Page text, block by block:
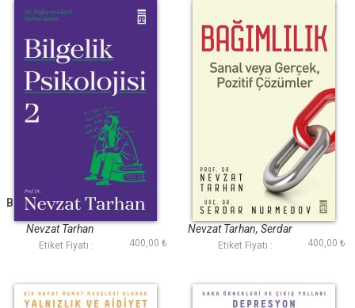
Bilgelik Psikolojisi-2
İyi Doğru ve Güzeli
Bulma Sanatı
Nevzat Tarhan
Etiket Fiyatı : 400,00 ₺
Bağımlılık
Nevzat Tarhan, Serdar
Nurmedov
Etiket Fiyatı : 400,00 ₺